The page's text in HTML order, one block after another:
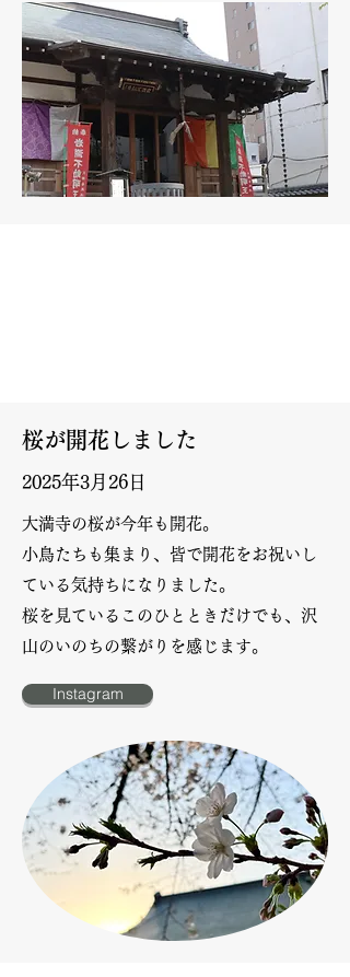
桜が開花しました
2025年3月26日
大満寺の桜が今年も開花。
小鳥たちも集まり、皆で開花をお祝いし
ている気持ちになりました。
​桜を見ているこのひとときだけでも、沢
山のいのちの繋がりを感じます。
Instagram